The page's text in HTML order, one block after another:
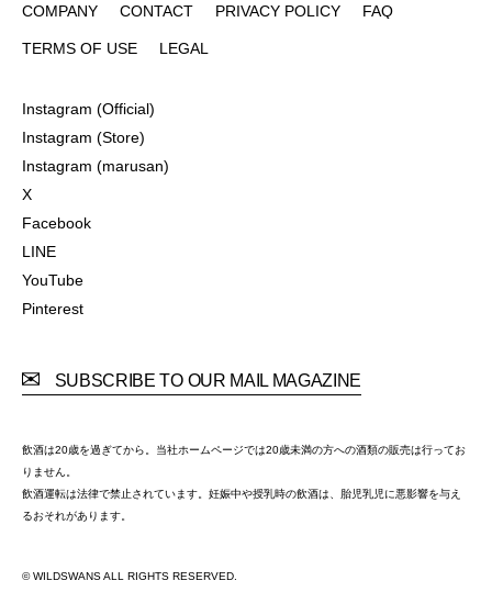
COMPANY
CONTACT
PRIVACY POLICY
FAQ
TERMS OF USE
LEGAL
Instagram (Official)
Instagram (Store)
Instagram (marusan)
X
Facebook
LINE
YouTube
Pinterest
SUBSCRIBE TO OUR MAIL MAGAZINE
飲酒は20歳を過ぎてから。当社ホームページでは20歳未満の方への酒類の販売は行ってお
りません。
飲酒運転は法律で禁止されています。妊娠中や授乳時の飲酒は、胎児乳児に悪影響を与え
るおそれがあります。
© WILDSWANS ALL RIGHTS RESERVED.